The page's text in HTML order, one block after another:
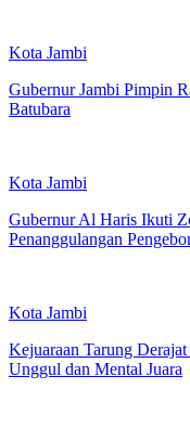
Kota Jambi
Gubernur Jambi Pimpin
Batubara
Kota Jambi
Gubernur Al Haris Ikuti
Penanggulangan
Kota Jambi
Kejuaraan Tarung
Unggul dan Mental Juara